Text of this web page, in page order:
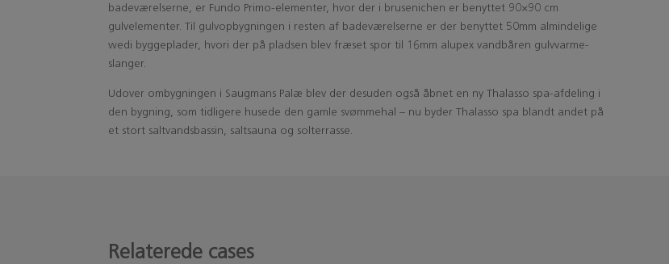
badeværelserne, er Fundo Primo-elementer, hvor der i brusenichen er benyttet 90×90 cm
gulvelementer. Til gulvopbygningen i resten af badeværelserne er der benyttet 50mm almindelige
wedi byggeplader, hvori der på pladsen blev fræset spor til 16mm alupex vandbåren gulvvarme-
slanger.
Udover ombygningen i Saugmans Palæ blev der desuden også åbnet en ny Thalasso spa-afdeling i
den bygning, som tidligere husede den gamle svømmehal – nu byder Thalasso spa blandt andet på
et stort saltvandsbassin, saltsauna og solterrasse.
Relaterede cases